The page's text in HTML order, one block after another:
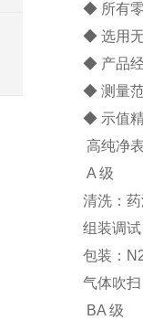
◆ 所有
◆ 选用
◆ 产品经
◆ 测量
◆ 示值
高纯净
A 级
清洗：
组装调
包装：
气体吹
BA 级